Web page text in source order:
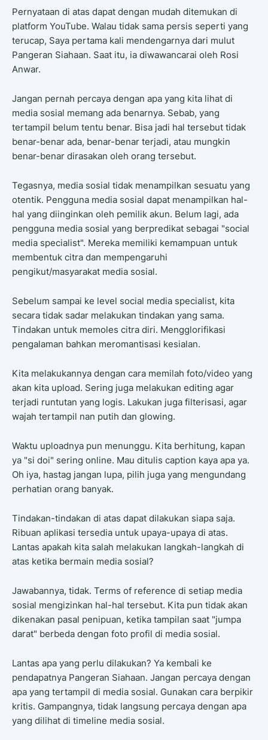
Pernyataan di atas dapat dengan mudah ditemukan di
platform YouTube. Walau tidak sama persis seperti yang
terucap, Saya pertama kali mendengarnya dari mulut
Pangeran Siahaan. Saat itu, ia diwawancarai oleh Rosi
Anwar.
Jangan pernah percaya dengan apa yang kita lihat di
media sosial memang ada benarnya. Sebab, yang
tertampil belum tentu benar. Bisa jadi hal tersebut tidak
benar-benar ada, benar-benar terjadi, atau mungkin
benar-benar dirasakan oleh orang tersebut.
Tegasnya, media sosial tidak menampilkan sesuatu yang
otentik. Pengguna media sosial dapat menampilkan hal-
hal yang diinginkan oleh pemilik akun. Belum lagi, ada
pengguna media sosial yang berpredikat sebagai "social
media specialist". Mereka memiliki kemampuan untuk
membentuk citra dan mempengaruhi
pengikut/masyarakat media sosial.
Sebelum sampai ke level social media specialist, kita
secara tidak sadar melakukan tindakan yang sama.
Tindakan untuk memoles citra diri. Mengglorifikasi
pengalaman bahkan meromantisasi kesialan.
Kita melakukannya dengan cara memilah foto/video yang
akan kita upload. Sering juga melakukan editing agar
terjadi runtutan yang logis. Lakukan juga filterisasi, agar
wajah tertampil nan putih dan glowing.
Waktu uploadnya pun menunggu. Kita berhitung, kapan
ya "si doi" sering online. Mau ditulis caption kaya apa ya.
Oh iya, hastag jangan lupa, pilih juga yang mengundang
perhatian orang banyak.
Tindakan-tindakan di atas dapat dilakukan siapa saja.
Ribuan aplikasi tersedia untuk upaya-upaya di atas.
Lantas apakah kita salah melakukan langkah-langkah di
atas ketika bermain media sosial?
Jawabannya, tidak. Terms of reference di setiap media
sosial mengizinkan hal-hal tersebut. Kita pun tidak akan
dikenakan pasal penipuan, ketika tampilan saat "jumpa
darat" berbeda dengan foto profil di media sosial.
Lantas apa yang perlu dilakukan? Ya kembali ke
pendapatnya Pangeran Siahaan. Jangan percaya dengan
apa yang tertampil di media sosial. Gunakan cara berpikir
kritis. Gampangnya, tidak langsung percaya dengan apa
yang dilihat di timeline media sosial.